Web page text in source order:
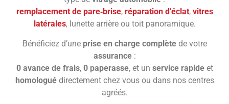
remplacement de pare‑brise, réparation d’éclat, vitres
latérales, lunette arrière ou toit panoramique.
Bénéficiez d’une prise en charge complètede votre
assurance:
0 avance de frais, 0 paperasse, et un service rapideet
homologuédirectement chez vous ou dans nos centres
agréés.